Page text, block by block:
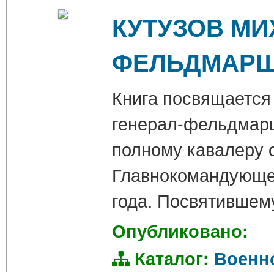
КУТУЗОВ
Книга
генерал-
полному кавалеру
года.
Опубликовано:
Каталог: